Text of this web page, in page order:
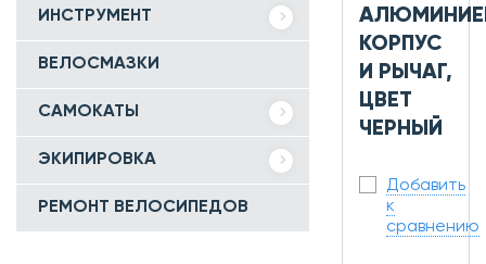
ИНСТРУМЕНТ
ВЕЛОСМАЗКИ
САМОКАТЫ
ЭКИПИРОВКА
РЕМОНТ ВЕЛОСИПЕДОВ
КОРПУС
И РЫЧАГ,
ЦВЕТ
ЧЕРНЫЙ
Добавить
к
сравнению